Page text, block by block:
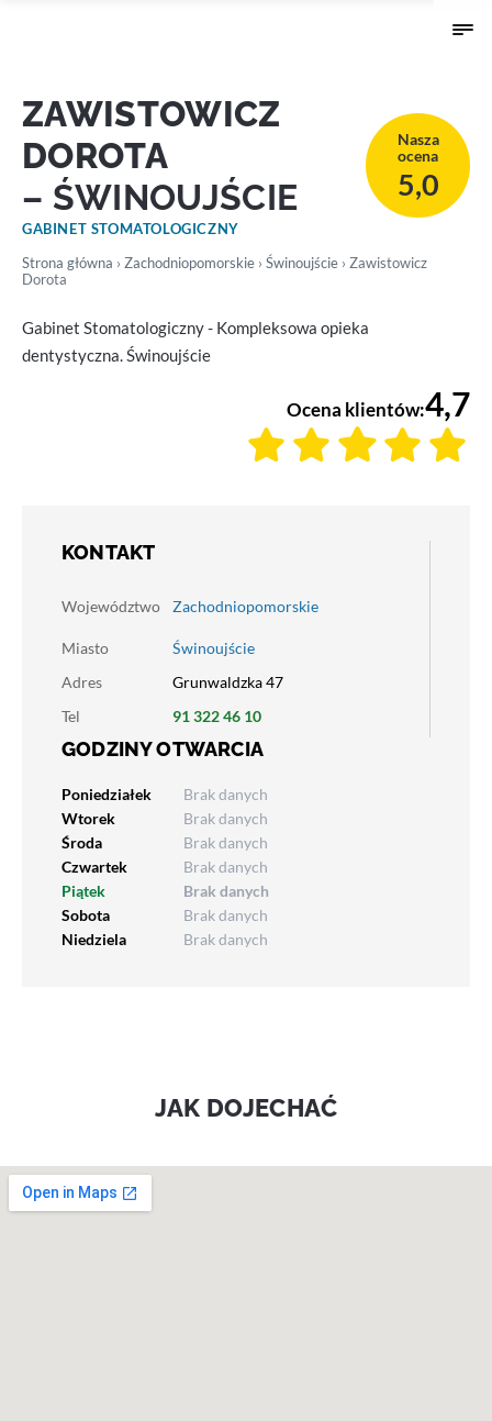
ZAWISTOWICZ
DOROTA
– ŚWINOUJŚCIE
GABINET STOMATOLOGICZNY
Nasza
ocena
5,0
Strona główna › Zachodniopomorskie › Świnoujście › Zawistowicz
Dorota
Gabinet Stomatologiczny - Kompleksowa opieka
dentystyczna. Świnoujście
Ocena klientów:4,7
KONTAKT
Województwo Zachodniopomorskie
Miasto
Świnoujście
Adres
Grunwaldzka 47
Tel
91 322 46 10
GODZINY OTWARCIA
Poniedziałek
Brak danych
Wtorek
Brak danych
Środa
Brak danych
Czwartek
Brak danych
Piątek
Brak danych
Sobota
Brak danych
Niedziela
Brak danych
JAK DOJECHAĆ